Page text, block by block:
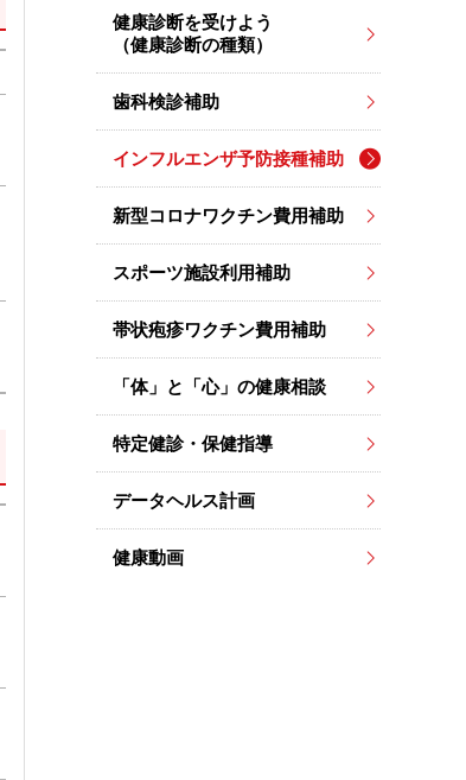
健康診断を受けよう
（健康診断の種類）
歯科検診補助
インフルエンザ予防接種補助
新型コロナワクチン費用補助
スポーツ施設利用補助
帯状疱疹ワクチン費用補助
「体」と「心」の健康相談
特定健診・保健指導
データヘルス計画
健康動画